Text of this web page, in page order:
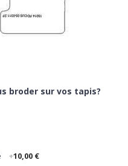
broder sur vos tapis?
+10,00 €